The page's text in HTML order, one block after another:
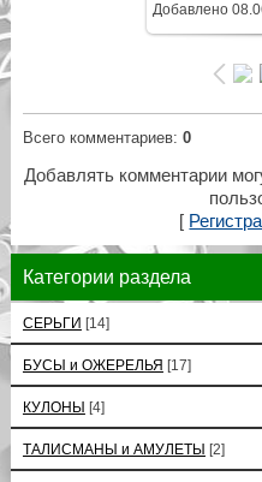
Добавлено
Всего комментариев: 0
Добавлять комментарии
[
Категории раздела
СЕРЬГИ [14]
БУСЫ и ОЖЕРЕЛЬЯ [17]
КУЛОНЫ [4]
ТАЛИСМАНЫ и АМУЛЕТЫ [2]